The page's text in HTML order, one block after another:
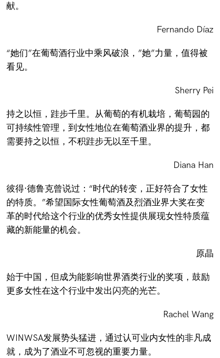
献。
Fernando Díaz
“她们”在葡萄酒行业中乘风破浪，”她”力量，值得被
看见。
Sherry Pei
持之以恒，跬步千里。从葡萄的有机栽培，葡萄园的
可持续性管理，到女性地位在葡萄酒业界的提升，都
需要持之以恒，不积跬步无以至千里。
Diana Han
彼得·德鲁克曾说过：“时代的转变，正好符合了女性
的特质。”希望国际女性葡萄酒及烈酒业界大奖在变
革的时代给这个行业的优秀女性提供展现女性特质蕴
藏的新能量的机会。
原晶
始于中国，但成为能影响世界酒类行业的奖项，鼓励
更多女性在这个行业中发出闪亮的光芒。
Rachel Wang
WINWSA发展势头猛进，通过认可业内女性的非凡成
就，成为了酒业不可忽视的重要力量。